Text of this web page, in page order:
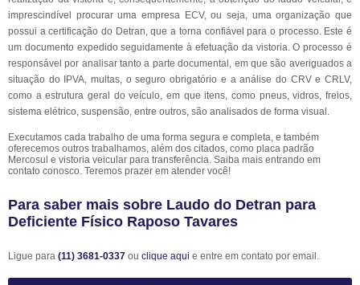
imprescindível procurar uma empresa ECV, ou seja, uma organização que
possui a certificação do Detran, que a torna confiável para o processo. Este é
um documento expedido seguidamente à efetuação da vistoria. O processo é
responsável por analisar tanto a parte documental, em que são averiguados a
situação do IPVA, multas, o seguro obrigatório e a análise do CRV e CRLV,
como a estrutura geral do veículo, em que itens, como pneus, vidros, freios,
sistema elétrico, suspensão, entre outros, são analisados de forma visual.
Executamos cada trabalho de uma forma segura e completa, e também
oferecemos outros trabalhamos, além dos citados, como placa padrão
Mercosul e vistoria veicular para transferência. Saiba mais entrando em
contato conosco. Teremos prazer em atender você!
Para saber mais sobre Laudo do Detran para
Deficiente Físico Raposo Tavares
Ligue para (11) 3681-0337 ou clique aqui e entre em contato por email.